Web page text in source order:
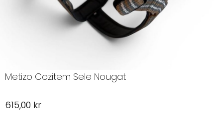
Metizo Cozitem Sele Nougat
615,00 kr